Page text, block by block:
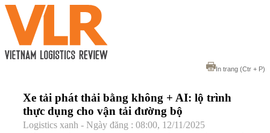
In trang (Ctr + P)
Xe tải phát thải bằng không + AI: lộ trình
thực dụng cho vận tải đường bộ
Logistics xanh - Ngày đăng : 08:00, 12/11/2025